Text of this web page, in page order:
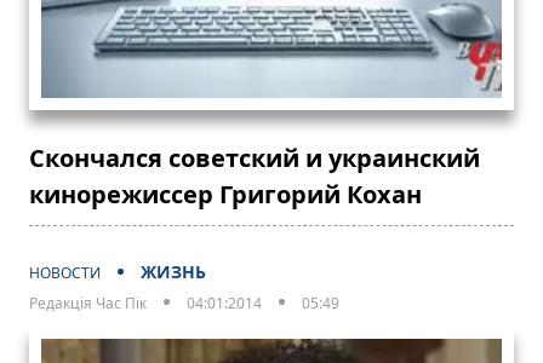
Скончался советский и украинский
кинорежиссер Григорий Кохан
НОВОСТИ ЖИЗНЬ
Редакція Час Пік 04:01:2014 05:49